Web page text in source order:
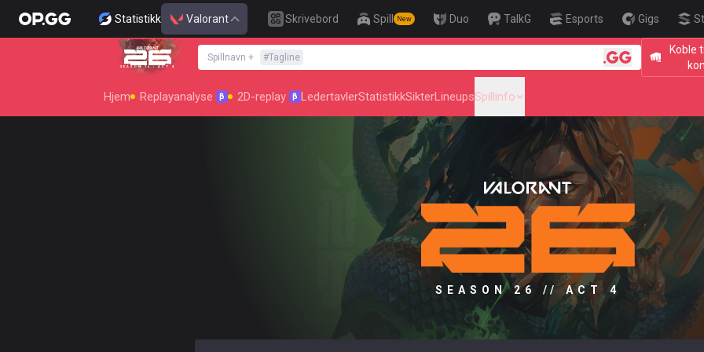
Statistikk Valorant Skrivebord Spill New Duo TalkG Esports Gigs
SEASON 26 : ACT 4
Spillnavn + #Tagline
Koble
🎯 Level Up
Hjem Replayanalyse β 2D-replay β LedertavlerStatistikkSikterLineupsSpillinfo
SEASON 26 // ACT 4